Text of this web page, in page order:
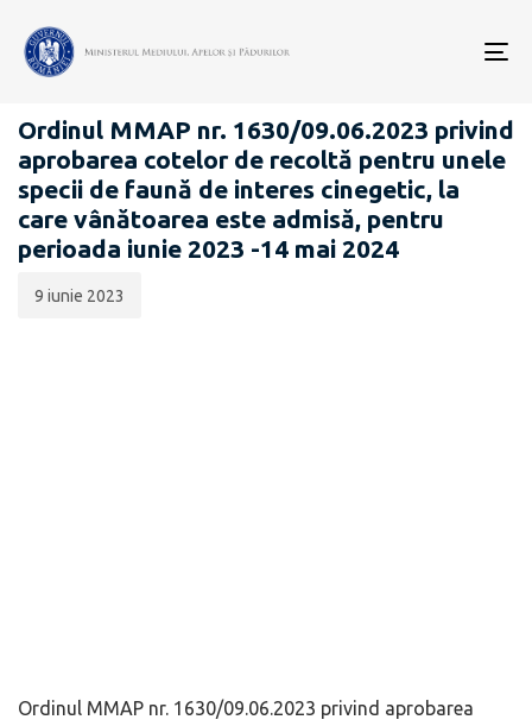
COTE DE RECOLTĂ
Ordinul MMAP nr. 1630/09.06.2023 privind
aprobarea cotelor de recoltă pentru unele
specii de faună de interes cinegetic, la
care vânătoarea este admisă, pentru
perioada iunie 2023 -14 mai 2024
publicării:
9 iunie 2023
Ordinul MMAP nr. 1630/09.06.2023 privind aprobarea